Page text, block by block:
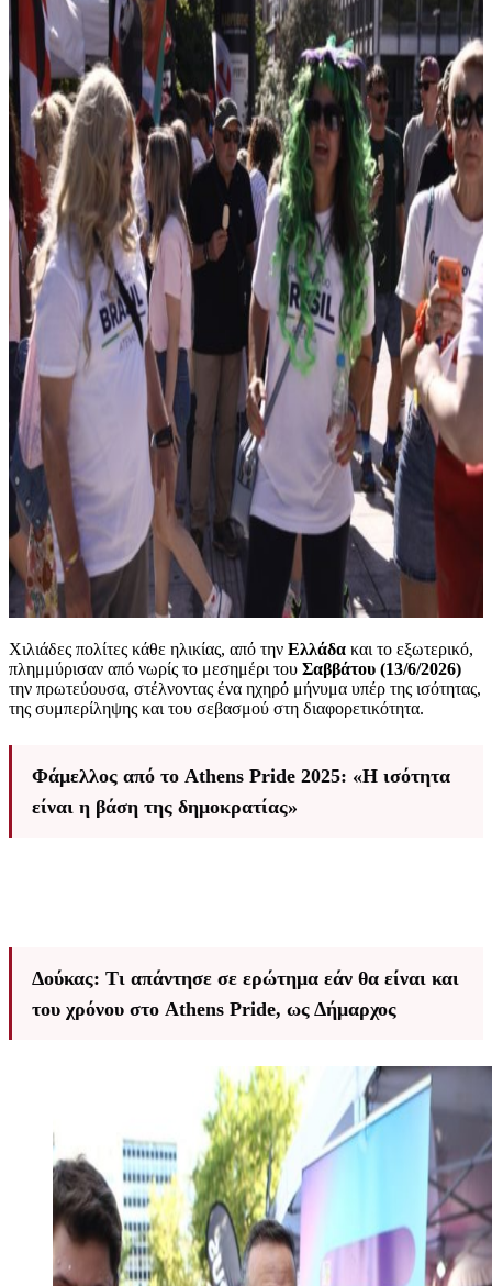
Χιλιάδες πολίτες κάθε ηλικίας, από την Ελλάδα και το εξωτερικό,
πλημμύρισαν από νωρίς το μεσημέρι του Σαββάτου (13/6/2026)
την πρωτεύουσα, στέλνοντας ένα ηχηρό μήνυμα υπέρ της ισότητας,
της συμπερίληψης και του σεβασμού στη διαφορετικότητα.
Φάμελλος από το Athens Pride 2025: «H ισότητα
είναι η βάση της δημοκρατίας»
Δούκας: Τι απάντησε σε ερώτημα εάν θα είναι και
του χρόνου στο Athens Pride, ως Δήμαρχος